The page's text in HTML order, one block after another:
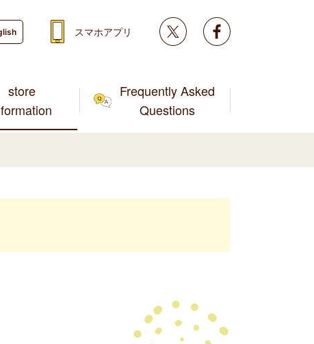
store
Frequently Asked
Questions
スマホアプリ Twitter